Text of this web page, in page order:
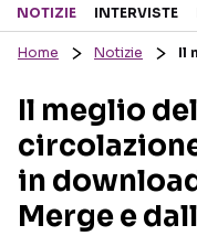
Sezioni
RECENSIONI
INTERVISTE
GOSSIP E
NOTIZIE INTERVISTE
Home Notizie Il
Il meglio
in
Merge e